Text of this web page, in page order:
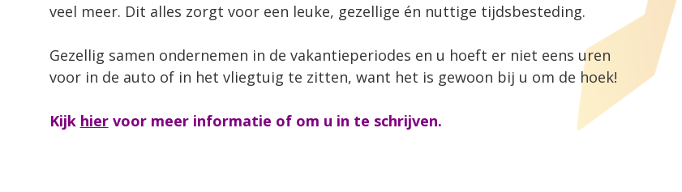
veel meer. Dit alles zorgt voor een leuke, gezellige én nuttige tijdsbesteding.
Gezellig samen ondernemen in de vakantieperiodes en u hoeft er niet eens uren
voor in de auto of in het vliegtuig te zitten, want het is gewoon bij u om de hoek!
Kijk hiervoor meer informatie of om u in te schrijven.